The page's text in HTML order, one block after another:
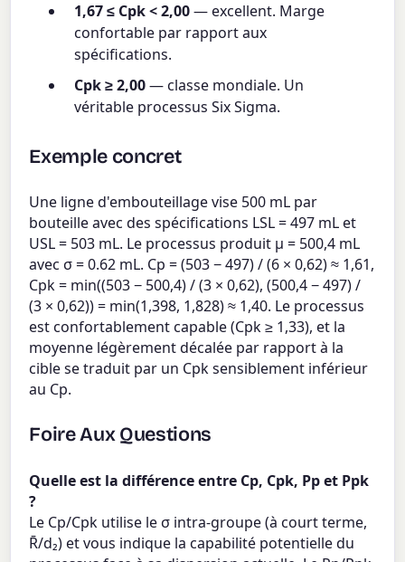
1,67 ≤ Cpk < 2,00— excellent. Marge
confortable par rapport aux
spécifications.
Cpk ≥ 2,00— classe mondiale. Un
véritable processus Six Sigma.
Exemple concret
Une ligne d'embouteillage vise 500 mL par
bouteille avec des spécifications LSL = 497 mL et
USL = 503 mL. Le processus produit μ = 500,4 mL
avec σ = 0.62 mL. Cp = (503 − 497) / (6 × 0,62) ≈ 1,61,
Cpk = min((503 − 500,4) / (3 × 0,62), (500,4 − 497) /
(3 × 0,62)) = min(1,398, 1,828) ≈ 1,40. Le processus
est confortablement capable (Cpk ≥ 1,33), et la
moyenne légèrement décalée par rapport à la
cible se traduit par un Cpk sensiblement inférieur
au Cp.
Foire Aux Questions
Quelle est la différence entre Cp, Cpk, Pp et Ppk
?
Le Cp/Cpk utilise le σ intra-groupe (à court terme,
R̄/d₂) et vous indique la capabilité potentielle du